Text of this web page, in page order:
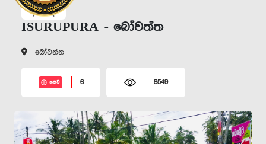
ISURUPURA - බෝවත්ත
බෝවත්ත
සජීවී 6 8549